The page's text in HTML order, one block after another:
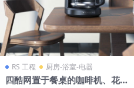
RS 工程 厨房-浴室-电器
四酷网置于餐桌的咖啡机、花